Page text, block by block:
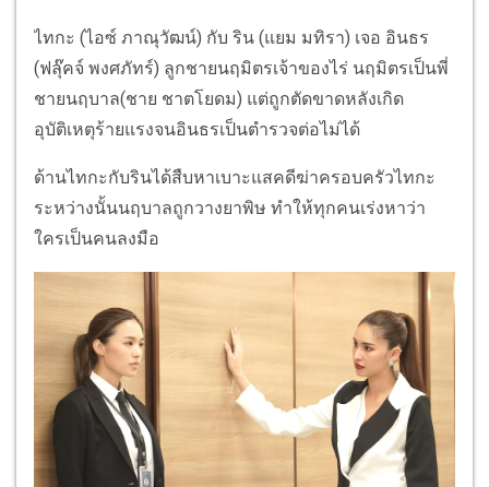
ไทกะ (ไอซ์ ภาณุวัฒน์) กับ ริน (แยม มทิรา) เจอ อินธร
(ฟลุ๊คจ์ พงศภัทร์) ลูกชายนฤมิตรเจ้าของไร่ นฤมิตรเป็นพี่
ชายนฤบาล(ชาย ชาตโยดม) แต่ถูกตัดขาดหลังเกิด
อุบัติเหตุร้ายแรงจนอินธรเป็นตำรวจต่อไม่ได้
ด้านไทกะกับรินได้สืบหาเบาะแสคดีฆ่าครอบครัวไทกะ
ระหว่างนั้นนฤบาลถูกวางยาพิษ ทำให้ทุกคนเร่งหาว่า
ใครเป็นคนลงมือ